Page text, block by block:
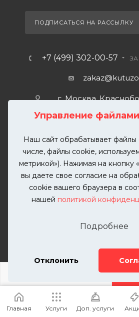
Управление
Наш сайт обрабатывает файлы
числе, файлы cookie,
метрикой»). Нажимая на кнопку
вы даете свое согласие на
cookie вашего браузера в
нашей политикой
Подробнее
Отклонить
ПОДПИСАТЬСЯ НА РАССЫЛКУ
+7 (499) 302-00-57
г. Москва,
2026 © KUTUZOVV | Кузовной
автомобилей. Вся информация на
разрешения запрещена. Все
Телефон: 8(499)-
Главная Услуги Доп. услуги